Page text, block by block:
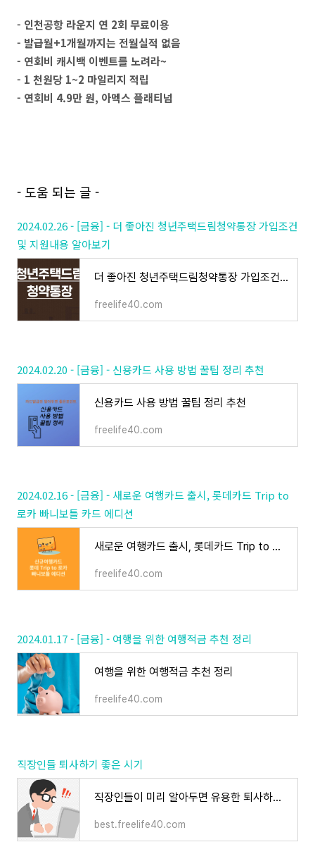
- 인천공항 라운지 연 2회 무료이용
- 발급월+1개월까지는 전월실적 없음
- 연회비 캐시백 이벤트를 노려라~
- 1 천원당 1~2 마일리지 적립
- 연회비 4.9만 원, 아멕스 플래티넘
- 도움 되는 글 -
2024.02.26 - [금융] - 더 좋아진 청년주택드림청약통장 가입조건
및 지원내용 알아보기
더 좋아진 청년주택드림청약통장 가입조건 및 지원내용 알아보기
freelife40.com
2024.02.20 - [금융] - 신용카드 사용 방법 꿀팁 정리 추천
신용카드 사용 방법 꿀팁 정리 추천
freelife40.com
2024.02.16 - [금융] - 새로운 여행카드 출시, 롯데카드 Trip to
로카 빠니보틀 카드 에디션
새로운 여행카드 출시, 롯데카드 Trip to 로카 빠니보틀 카드 에디션
freelife40.com
2024.01.17 - [금융] - 여행을 위한 여행적금 추천 정리
여행을 위한 여행적금 추천 정리
freelife40.com
직장인들 퇴사하기 좋은 시기
직장인들이 미리 알아두면 유용한 퇴사하기 좋은 시기 추천 정리
best.freelife40.com